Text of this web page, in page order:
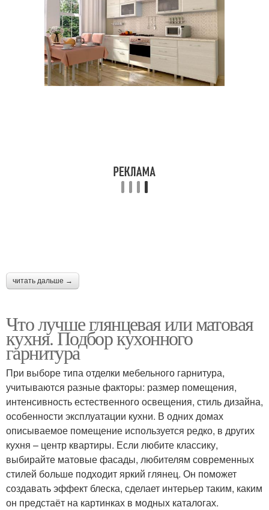
читать дальше →
Что лучше глянцевая или матовая
кухня. Подбор кухонного
гарнитура
При выборе типа отделки мебельного гарнитура,
учитываются разные факторы: размер помещения,
интенсивность естественного освещения, стиль дизайна,
особенности эксплуатации кухни. В одних домах
описываемое помещение используется редко, в других
кухня – центр квартиры. Если любите классику,
выбирайте матовые фасады, любителям современных
стилей больше подходит яркий глянец. Он поможет
создавать эффект блеска, сделает интерьер таким, каким
он предстаёт на картинках в модных каталогах.